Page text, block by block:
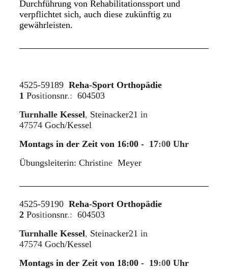
Durchführung von Rehabilitationssport und
verpflichtet sich, auch diese zukünftig zu
gewährleisten.
4525-59189 Reha-Sport Orthopädie
1 Positionsnr.: 604503
Turnhalle Kessel, Steinacker21 in
47574 Goch/Kessel
Montags in der Zeit von 16:00 - 17:00 Uhr
Übungsleiterin: Christine Meyer
4525-59190 Reha-Sport Orthopädie
2 Positionsnr.: 604503
Turnhalle Kessel, Steinacker21 in
47574 Goch/Kessel
Montags in der Zeit von 18:00 - 19:00 Uhr